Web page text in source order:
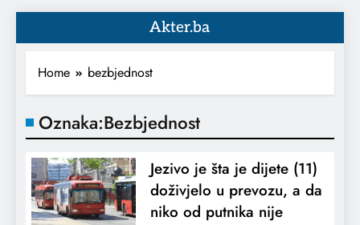
Akter.ba
Home bezbjednost
Oznaka:Bezbjednost
Jezivo je šta je dijete (11)
doživjelo u prevozu, a da
niko od putnika nije